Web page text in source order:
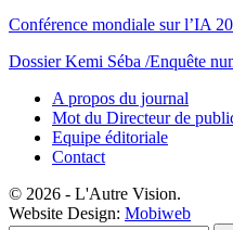
Conférence mondiale sur l’IA
Dossier Kemi Séba /Enquête
A propos du journal
Mot du Directeur de
Equipe éditoriale
Contact
© 2026 - L'Autre Vision.
Website Design: Mobiweb